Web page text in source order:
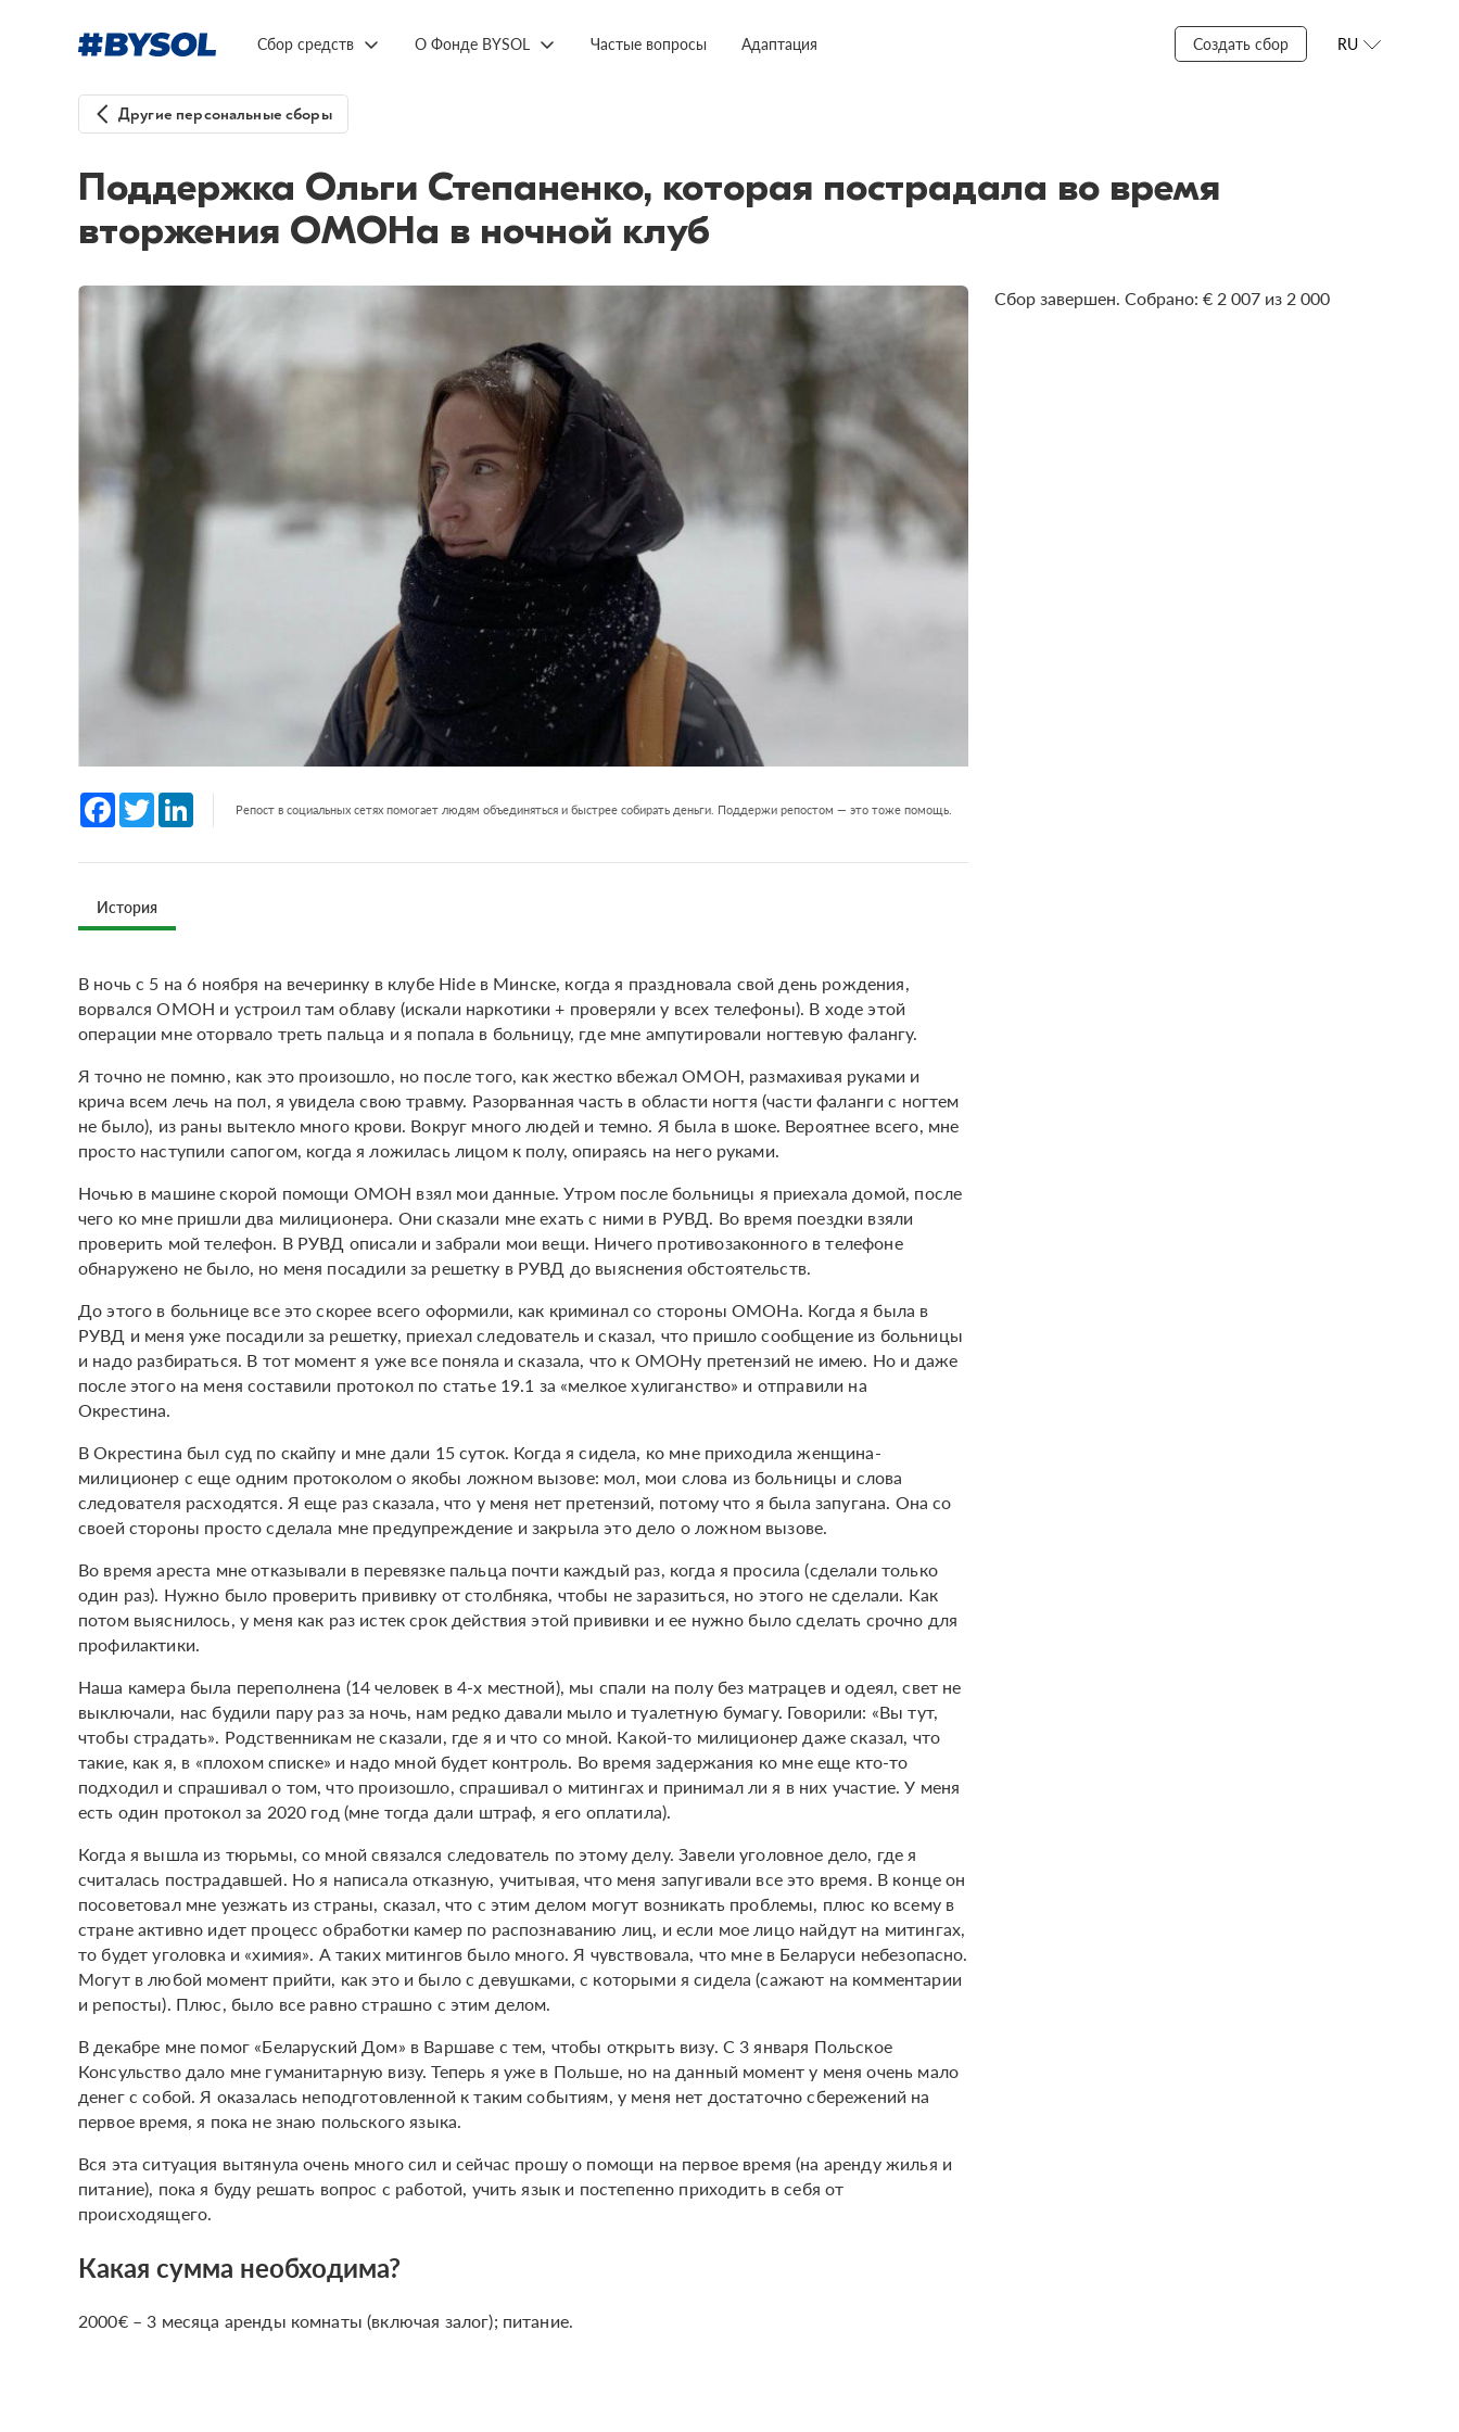
Сбор средств О Фонде BYSOL Частые вопросы Адаптация Создать сбор RU
Другие персональные сборы
Поддержка Ольги Степаненко, которая пострадала во время
вторжения ОМОНа в ночной клуб
Facebook
Twitter LinkedInРепост в социальных сетях помогает людям объединяться и быстрее собирать деньги. Поддержи репостом — это тоже помощь.
История
В ночь с 5 на 6 ноября на вечеринку в клубе Hide в Минске, когда я праздновала свой день рождения,
ворвался ОМОН и устроил там облаву (искали наркотики + проверяли у всех телефоны). В ходе этой
операции мне оторвало треть пальца и я попала в больницу, где мне ампутировали ногтевую фалангу.
Я точно не помню, как это произошло, но после того, как жестко вбежал ОМОН, размахивая руками и
крича всем лечь на пол, я увидела свою травму. Разорванная часть в области ногтя (части фаланги с ногтем
не было), из раны вытекло много крови. Вокруг много людей и темно. Я была в шоке. Вероятнее всего, мне
просто наступили сапогом, когда я ложилась лицом к полу, опираясь на него руками.
Ночью в машине скорой помощи ОМОН взял мои данные. Утром после больницы я приехала домой, после
чего ко мне пришли два милиционера. Они сказали мне ехать с ними в РУВД. Во время поездки взяли
проверить мой телефон. В РУВД описали и забрали мои вещи. Ничего противозаконного в телефоне
обнаружено не было, но меня посадили за решетку в РУВД до выяснения обстоятельств.
До этого в больнице все это скорее всего оформили, как криминал со стороны ОМОНа. Когда я была в
РУВД и меня уже посадили за решетку, приехал следователь и сказал, что пришло сообщение из больницы
и надо разбираться. В тот момент я уже все поняла и сказала, что к ОМОНу претензий не имею. Но и даже
после этого на меня составили протокол по статье 19.1 за «мелкое хулиганство» и отправили на
Окрестина.
В Окрестина был суд по скайпу и мне дали 15 суток. Когда я сидела, ко мне приходила женщина-
милиционер с еще одним протоколом о якобы ложном вызове: мол, мои слова из больницы и слова
следователя расходятся. Я еще раз сказала, что у меня нет претензий, потому что я была запугана. Она со
своей стороны просто сделала мне предупреждение и закрыла это дело о ложном вызове.
Во время ареста мне отказывали в перевязке пальца почти каждый раз, когда я просила (сделали только
один раз). Нужно было проверить прививку от столбняка, чтобы не заразиться, но этого не сделали. Как
потом выяснилось, у меня как раз истек срок действия этой прививки и ее нужно было сделать срочно для
профилактики.
Наша камера была переполнена (14 человек в 4-х местной), мы спали на полу без матрацев и одеял, свет не
выключали, нас будили пару раз за ночь, нам редко давали мыло и туалетную бумагу. Говорили: «Вы тут,
чтобы страдать». Родственникам не сказали, где я и что со мной. Какой-то милиционер даже сказал, что
такие, как я, в «плохом списке» и надо мной будет контроль. Во время задержания ко мне еще кто-то
подходил и спрашивал о том, что произошло, спрашивал о митингах и принимал ли я в них участие. У меня
есть один протокол за 2020 год (мне тогда дали штраф, я его оплатила).
Когда я вышла из тюрьмы, со мной связался следователь по этому делу. Завели уголовное дело, где я
считалась пострадавшей. Но я написала отказную, учитывая, что меня запугивали все это время. В конце он
посоветовал мне уезжать из страны, сказал, что с этим делом могут возникать проблемы, плюс ко всему в
стране активно идет процесс обработки камер по распознаванию лиц, и если мое лицо найдут на митингах,
то будет уголовка и «химия». А таких митингов было много. Я чувствовала, что мне в Беларуси небезопасно.
Могут в любой момент прийти, как это и было с девушками, с которыми я сидела (сажают на комментарии
и репосты). Плюс, было все равно страшно с этим делом.
В декабре мне помог «Беларуский Дом» в Варшаве с тем, чтобы открыть визу. С 3 января Польское
Консульство дало мне гуманитарную визу. Теперь я уже в Польше, но на данный момент у меня очень мало
денег с собой. Я оказалась неподготовленной к таким событиям, у меня нет достаточно сбережений на
первое время, я пока не знаю польского языка.
Вся эта ситуация вытянула очень много сил и сейчас прошу о помощи на первое время (на аренду жилья и
питание), пока я буду решать вопрос с работой, учить язык и постепенно приходить в себя от
происходящего.
Какая сумма необходима?
2000€ – 3 месяца аренды комнаты (включая залог); питание.
Сбор завершен. Собрано: € 2 007 из 2 000